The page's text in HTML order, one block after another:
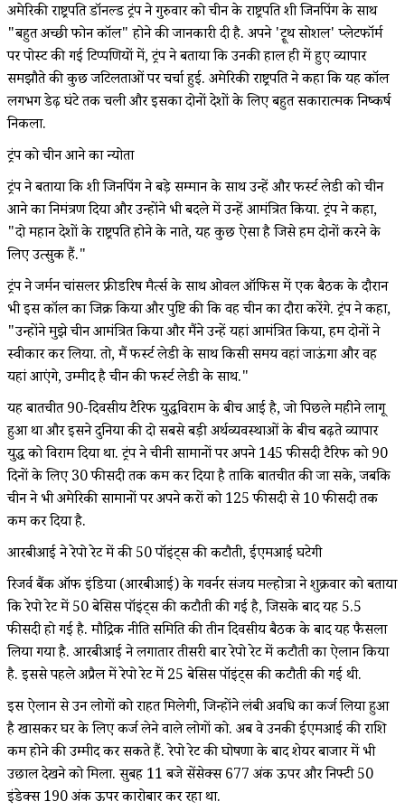
अमेरिकी राष्ट्रपति डॉनल्ड ट्रंप ने गुरुवार को चीन के राष्ट्रपति शी जिनपिंग के साथ
"बहुत अच्छी फोन कॉल" होने की जानकारी दी है. अपने 'ट्रूथ सोशल' प्लेटफॉर्म
पर पोस्ट की गई टिप्पणियों में, ट्रंप ने बताया कि उनकी हाल ही में हुए व्यापार
समझौते की कुछ जटिलताओं पर चर्चा हुई. अमेरिकी राष्ट्रपति ने कहा कि यह कॉल
लगभग डेढ़ घंटे तक चली और इसका दोनों देशों के लिए बहुत सकारात्मक निष्कर्ष
निकला.
ट्रंप को चीन आने का न्योता
ट्रंप ने बताया कि शी जिनपिंग ने बड़े सम्मान के साथ उन्हें और फर्स्ट लेडी को चीन
आने का निमंत्रण दिया और उन्होंने भी बदले में उन्हें आमंत्रित किया. ट्रंप ने कहा,
"दो महान देशों के राष्ट्रपति होने के नाते, यह कुछ ऐसा है जिसे हम दोनों करने के
लिए उत्सुक हैं."
ट्रंप ने जर्मन चांसलर फ्रीडरिष मैर्त्स के साथ ओवल ऑफिस में एक बैठक के दौरान
भी इस कॉल का जिक्र किया और पुष्टि की कि वह चीन का दौरा करेंगे. ट्रंप ने कहा,
"उन्होंने मुझे चीन आमंत्रित किया और मैंने उन्हें यहां आमंत्रित किया, हम दोनों ने
स्वीकार कर लिया. तो, मैं फर्स्ट लेडी के साथ किसी समय वहां जाऊंगा और वह
यहां आएंगे, उम्मीद है चीन की फर्स्ट लेडी के साथ."
यह बातचीत 90-दिवसीय टैरिफ युद्धविराम के बीच आई है, जो पिछले महीने लागू
हुआ था और इसने दुनिया की दो सबसे बड़ी अर्थव्यवस्थाओं के बीच बढ़ते व्यापार
युद्ध को विराम दिया था. ट्रंप ने चीनी सामानों पर अपने 145 फीसदी टैरिफ को 90
दिनों के लिए 30 फीसदी तक कम कर दिया है ताकि बातचीत की जा सके, जबकि
चीन ने भी अमेरिकी सामानों पर अपने करों को 125 फीसदी से 10 फीसदी तक
कम कर दिया है.
आरबीआई ने रेपो रेट में की 50 पॉइंट्स की कटौती, ईएमआई घटेगी
रिजर्व बैंक ऑफ इंडिया (आरबीआई) के गवर्नर संजय मल्होत्रा ने शुक्रवार को बताया
कि रेपो रेट में 50 बेसिस पॉइंट्स की कटौती की गई है, जिसके बाद यह 5.5
फीसदी हो गई है. मौद्रिक नीति समिति की तीन दिवसीय बैठक के बाद यह फैसला
लिया गया है. आरबीआई ने लगातार तीसरी बार रेपो रेट में कटौती का ऐलान किया
है. इससे पहले अप्रैल में रेपो रेट में 25 बेसिस पॉइंट्स की कटौती की गई थी.
इस ऐलान से उन लोगों को राहत मिलेगी, जिन्होंने लंबी अवधि का कर्ज लिया हुआ
है खासकर घर के लिए कर्ज लेने वाले लोगों को. अब वे उनकी ईएमआई की राशि
कम होने की उम्मीद कर सकते हैं. रेपो रेट की घोषणा के बाद शेयर बाजार में भी
उछाल देखने को मिला. सुबह 11 बजे सेंसेक्स 677 अंक ऊपर और निफ्टी 50
इंडेक्स 190 अंक ऊपर कारोबार कर रहा था.